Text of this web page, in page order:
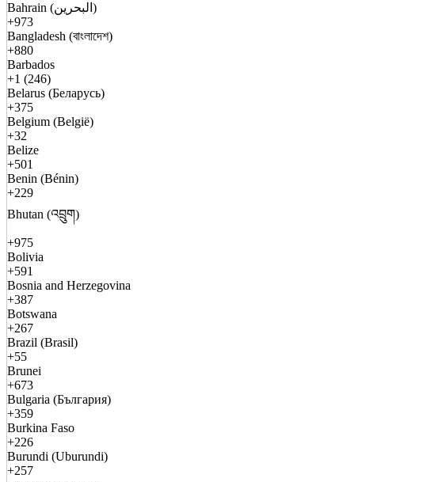
Bahrain (البحرين)
+973
Bangladesh (বাংলাদেশ)
+880
Barbados
+1 (246)
Belarus (Беларусь)
+375
Belgium (België)
+32
Belize
+501
Benin (Bénin)
+229
Bhutan (འབྲུག)
+975
Bolivia
+591
Bosnia and Herzegovina
+387
Botswana
+267
Brazil (Brasil)
+55
Brunei
+673
Bulgaria (България)
+359
Burkina Faso
+226
Burundi (Uburundi)
+257